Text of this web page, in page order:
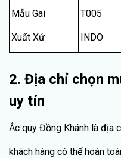
Mẫu Gai T005
Xuất Xứ INDO
2. Địa chỉ chọn
uy tín
Ắc quy Đồng Khánh là địa
khách hàng có thể hoàn